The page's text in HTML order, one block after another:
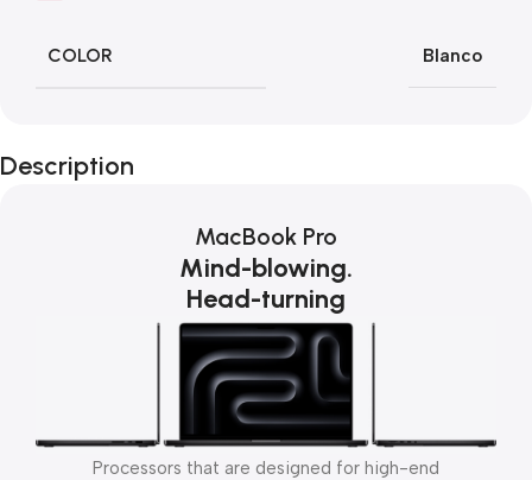
COLOR Blanco
Description
MacBook Pro
Mind-blowing.
Head-turning
Processors that are designed for high-end